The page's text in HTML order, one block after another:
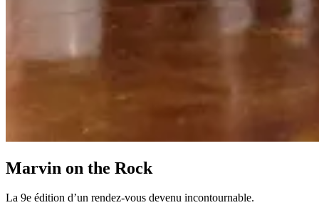
Marvin on the Rock
La 9e édition d’un rendez-vous devenu incontournable.